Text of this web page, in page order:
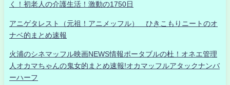
く！初老人の介護生活！激動の1750日
アニゲタレスト（元祖！アニメッフル） ひきこもりニートのオ
ナベ的まとめ速報
火浦のシネマッフル映画NEWS情報ポータブルの杜！オネエ管理
人オカマちゃんの鬼女的まとめ速報!オカマッフルアタックナンバ
ーハーフ